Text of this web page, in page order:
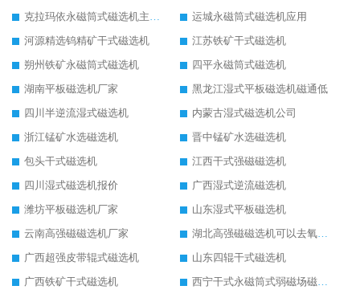
克拉玛依永磁筒式磁选机主要技术参数
运城永磁筒式磁选机应用
河源精选钨精矿干式磁选机
江苏铁矿干式磁选机
朔州铁矿永磁筒式磁选机
四平永磁筒式磁选机
湖南平板磁选机厂家
黑龙江湿式平板磁选机磁通低
四川半逆流湿式磁选机
内蒙古湿式磁选机公司
浙江锰矿水选磁选机
晋中锰矿水选磁选机
包头干式磁选机
江西干式强磁磁选机
四川湿式磁选机报价
广西湿式逆流磁选机
潍坊平板磁选机厂家
山东湿式平板磁选机
云南高强磁磁选机厂家
湖北高强磁磁选机可以去氧化铝
广西超强皮带辊式磁选机
山东四辊干式磁选机
广西铁矿干式磁选机
西宁干式永磁筒式弱磁场磁选机结构图